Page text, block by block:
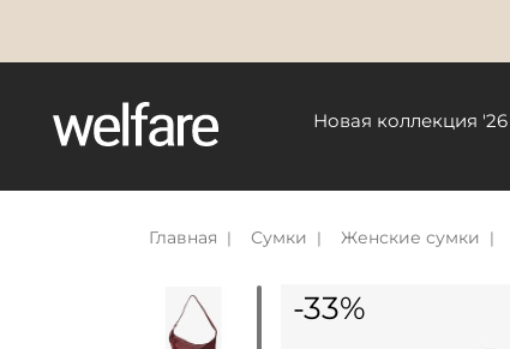
Новая коллекция '26
Главная Сумки Женские сумки
-33%